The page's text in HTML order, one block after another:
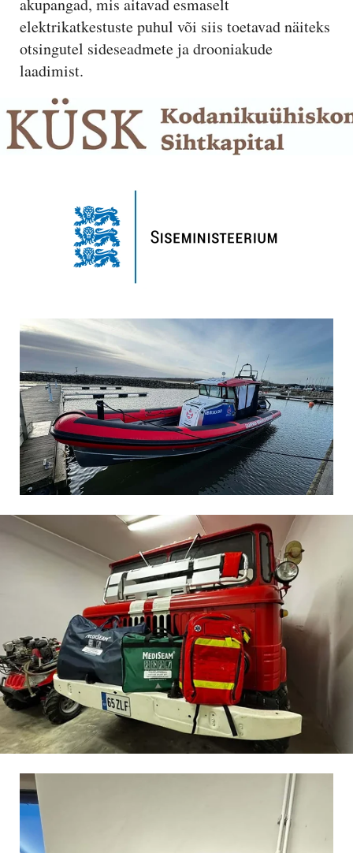
elektrikatkestuste puhul või siis toetavad näiteks
otsingutel sideseadmete ja drooniakude
laadimist.